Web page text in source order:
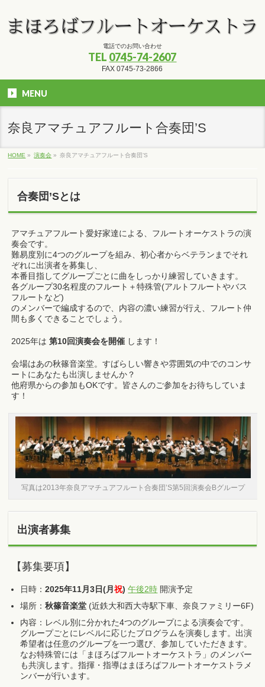
電話でのお問い合わせ
TEL 0745-74-2607
FAX 0745-73-2866
MENU
奈良アマチュアフルート合奏団’S
HOME » 演奏会 » 奈良アマチュアフルート合奏団’S
合奏団’Sとは
アマチュアフルート愛好家達による、フルートオーケストラの演
奏会です。
難易度別に4つのグループを組み、初心者からベテランまでそれ
ぞれに出演者を募集し、
本番目指してグループごとに曲をしっかり練習していきます。
各グループ30名程度のフルート＋特殊管(アルトフルートやバス
フルートなど)
のメンバーで編成するので、内容の濃い練習が行え、フルート仲
間も多くできることでしょう。
2025年は第10回演奏会を開催 します！
会場はあの秋篠音楽堂。すばらしい響きや雰囲気の中でのコンサ
ートにあなたも出演しませんか？
他府県からの参加もOKです。皆さんのご参加をお待ちしていま
す！
写真は2013年奈良アマチュアフルート合奏団’S第5回演奏会Bグループ
出演者募集
【募集要項】
日時：2025年11月3日(月祝) 午後2時 開演予定
場所：秋篠音楽堂 (近鉄大和西大寺駅下車、奈良ファミリー6F)
内容：レベル別に分かれた4つのグループによる演奏会です。
グループごとにレベルに応じたプログラムを演奏します。出演
希望者は任意のグループを一つ選び、参加していただきます。
なお特殊管には「まほろばフルートオーケストラ」のメンバー
も共演します。指揮・指導はまほろばフルートオーケストラメ
ンバーが行います。